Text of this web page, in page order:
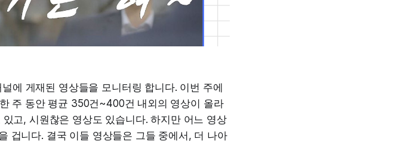
에 게재된 영상들을 모니터링 합니다. 이번 주에
주 동안 평균 350건~400건 내외의 영상이 올라
고, 시원찮은 영상도 있습니다. 하지만 어느 영상
겁니다. 결국 이들 영상들은 그들 중에서, 더 나아